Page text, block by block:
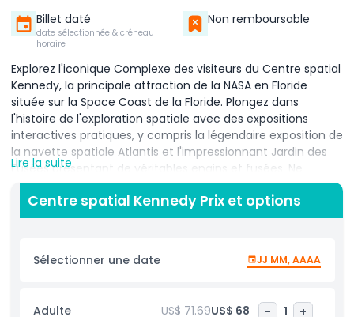
Billet daté
date sélectionnée & créneau
horaire
Non remboursable
Explorez l'iconique Complexe des visiteurs du Centre spatial
Kennedy, la principale attraction de la NASA en Floride
située sur la Space Coast de la Floride. Plongez dans
l'histoire de l'exploration spatiale avec des expositions
interactives pratiques, y compris la légendaire exposition de
la navette spatiale Atlantis et l'impressionnant Jardin des
Fusées présentant de véritables engins et fusées. Ne
manquez pas les visites en coulisses en bus du Centre
spatial Kennedy, où vous pourrez voir des pas de tir, le
Vehicle Assembly Building et des sites de lancement
Experience (ATX), où vous pouvez vous entraîner comme
un astronaute, piloter un cockpit simulé de navette spatiale
Assistez à des présentations en direct par des astronautes
Lire la suite
Centre spatial Kennedy Prix et options
Sélectionner une date JJ MM, AAAA
Adulte US$ 71.69US$ 68 - 1 +